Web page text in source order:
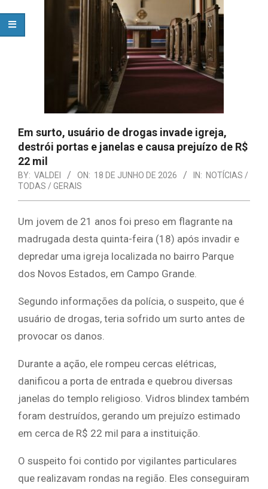
Em surto, usuário de drogas invade igreja,
destrói portas e janelas e causa prejuízo de R$
22 mil
BY: VALDEI ON: 18 DE JUNHO DE 2026 IN: NOTÍCIAS /
TODAS / GERAIS
Um jovem de 21 anos foi preso em flagrante na
madrugada desta quinta-feira (18) após invadir e
depredar uma igreja localizada no bairro Parque
dos Novos Estados, em Campo Grande.
Segundo informações da polícia, o suspeito, que é
usuário de drogas, teria sofrido um surto antes de
provocar os danos.
Durante a ação, ele rompeu cercas elétricas,
danificou a porta de entrada e quebrou diversas
janelas do templo religioso. Vidros blindex também
foram destruídos, gerando um prejuízo estimado
em cerca de R$ 22 mil para a instituição.
O suspeito foi contido por vigilantes particulares
que realizavam rondas na região. Eles conseguiram